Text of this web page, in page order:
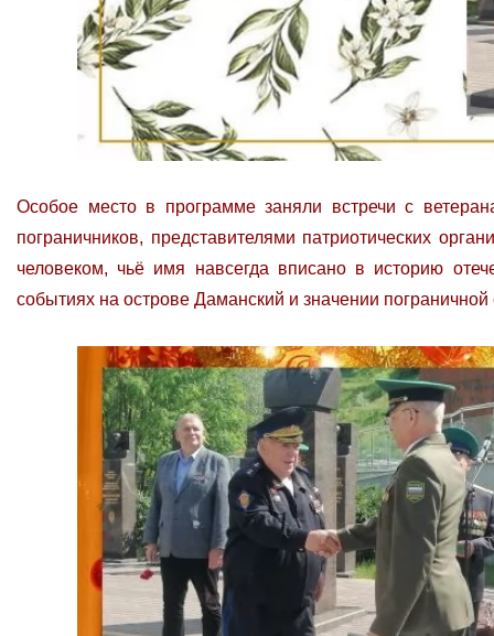
Особое место в программе заняли встречи с
пограничников, представителями патриотических
человеком, чьё имя навсегда вписано в историю
событиях на острове Даманский и значении